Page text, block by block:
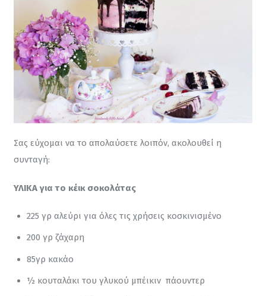
Σας εύχομαι να το απολαύσετε λοιπόν, ακολουθεί η
συνταγή:
ΥΛΙΚΑ για το κέικ σοκολάτας
225 γρ αλεύρι για όλες τις χρήσεις κοσκινισμένο
200 γρ ζάχαρη
85γρ κακάο
½ κουταλάκι του γλυκού μπέικιν πάουντερ